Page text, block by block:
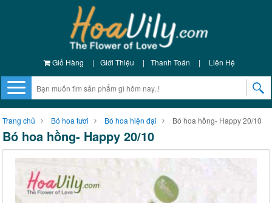
Giỏ Hàng | Giới Thiệu | Thanh Toán | Liên Hệ
Trang chủ Bó hoa tươi Bó hoa hiện đại Bó hoa hồng- Happy 20/10
Bó hoa hồng- Happy 20/10